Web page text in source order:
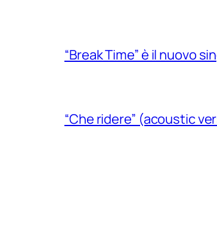
“Break Time” è il nuovo
“Che ridere” (acoustic